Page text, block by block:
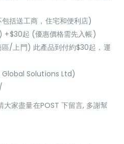
括送工商，住宅和便利店)
+$30起 (優惠價格需先入帳)
/上門) 此產品到付約$30起，運
Solutions Ltd)
家盡量在POST 下留言, 多謝幫